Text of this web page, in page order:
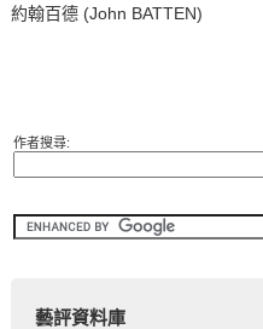
約翰百德 (John BATTEN)
作者搜尋:
藝評資料庫